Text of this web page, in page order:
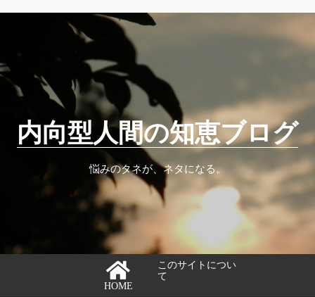
内向型人間の知恵ブログ
悩みのタネが、ネタになる。
HOME
このサイトについ
て